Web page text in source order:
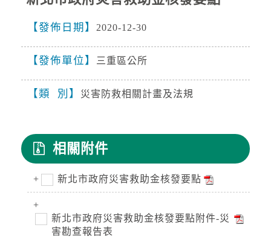
停水
2026-08-03, 11:18│台灣自來水公司
為辦理三重區五谷王南街等巷弄汰換管線工程，
停水
為辦理三重區五谷王南街等巷弄汰換管線工程，
施工停水
發佈日期 2020-12-30
發佈單位 三重區公所
類 別 災害防救相關計畫及法規
相關附件
新北市政府災害救助金核發要點
新北市政府災害救助金核發要點附件-災
害勘查報告表